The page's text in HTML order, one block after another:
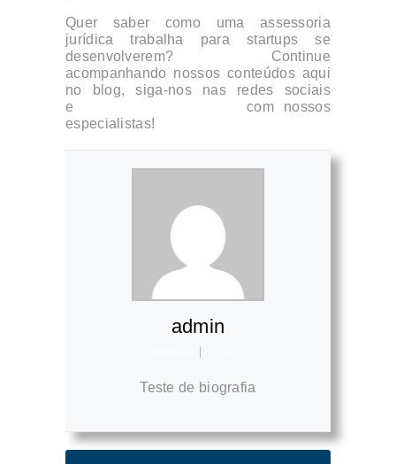
Quer saber como uma assessoria
jurídica trabalha para startups se
desenvolverem? Continue
acompanhando nossos conteúdos aqui
no blog, siga-nos nas redes sociais
e
com nossos
especialistas!
admin
|
Teste de biografia